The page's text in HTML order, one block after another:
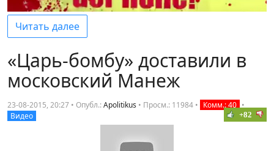
Читать далее
«Царь-бомбу» доставили в
московский Манеж
23-08-2015, 20:27 • Опубл.:Apolitikus • Просм.: 11984 • Комм.: 40 •
Видео
+82